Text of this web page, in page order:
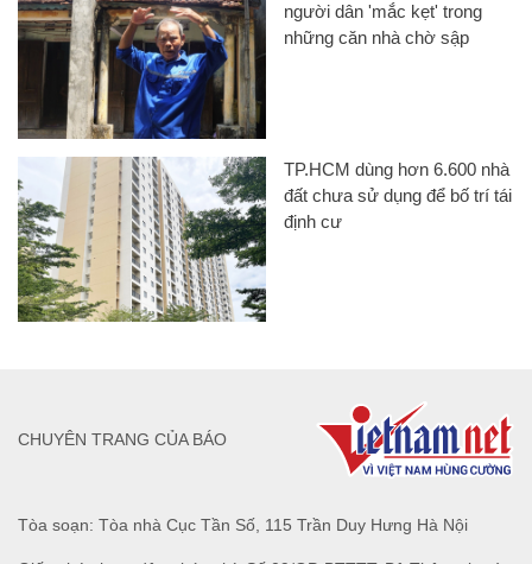
người dân 'mắc kẹt' trong
những căn nhà chờ sập
TP.HCM dùng hơn 6.600 nhà
đất chưa sử dụng để bố trí tái
định cư
Tòa soạn: Tòa nhà Cục Tần Số, 115 Trần Duy Hưng Hà Nội
CHUYÊN TRANG CỦA BÁO